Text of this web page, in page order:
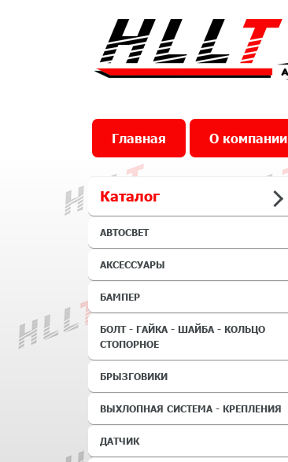
Главная О компании
Каталог
АВТОСВЕТ
АКСЕССУАРЫ
БАМПЕР
БОЛТ - ГАЙКА - ШАЙБА - КОЛЬЦО
СТОПОРНОЕ
БРЫЗГОВИКИ
ВЫХЛОПНАЯ СИСТЕМА - КРЕПЛЕНИЯ
ДАТЧИК